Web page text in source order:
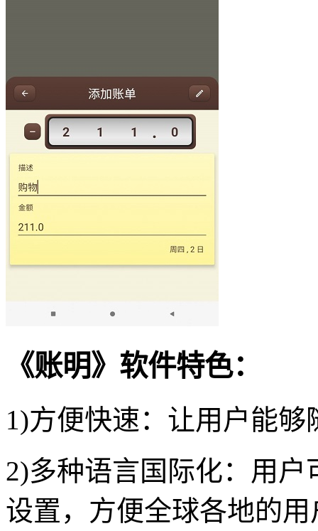
《账明》软件特色：
1)方便快速：让用户能
2)多种语言国际化：用
设置，方便全球各地的